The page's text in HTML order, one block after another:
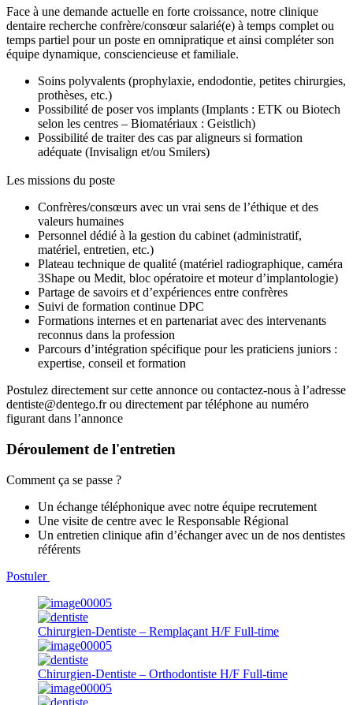
Face à une demande actuelle en forte croissance, notre clinique
dentaire recherche confrère/consœur salarié(e) à temps complet ou
temps partiel pour un poste en omnipratique et ainsi compléter son
équipe dynamique, consciencieuse et familiale.
Soins polyvalents (prophylaxie, endodontie, petites chirurgies,
prothèses, etc.)
Possibilité de poser vos implants (Implants : ETK ou Biotech
selon les centres – Biomatériaux : Geistlich)
Possibilité de traiter des cas par aligneurs si formation
adéquate (Invisalign et/ou Smilers)
Les missions du poste
Confrères/consœurs avec un vrai sens de l’éthique et des
valeurs humaines
Personnel dédié à la gestion du cabinet (administratif,
matériel, entretien, etc.)
Plateau technique de qualité (matériel radiographique, caméra
3Shape ou Medit, bloc opératoire et moteur d’implantologie)
Partage de savoirs et d’expériences entre confrères
Suivi de formation continue DPC
Formations internes et en partenariat avec des intervenants
reconnus dans la profession
Parcours d’intégration spécifique pour les praticiens juniors :
expertise, conseil et formation
Postulez directement sur cette annonce ou contactez-nous à l’adresse
dentiste@dentego.fr ou directement par téléphone au numéro
figurant dans l’annonce
Déroulement de l'entretien
Comment ça se passe ?
Un échange téléphonique avec notre équipe recrutement
Une visite de centre avec le Responsable Régional
Un entretien clinique afin d’échanger avec un de nos dentistes
référents
Postuler
Chirurgien-Dentiste – Remplaçant H/F Full-time
Chirurgien-Dentiste – Orthodontiste H/F Full-time